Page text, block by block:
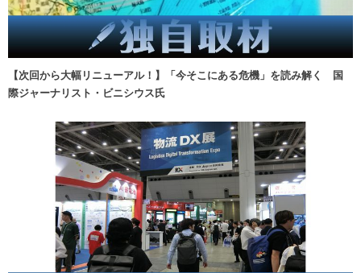
【次回から大幅リニューアル！】「今そこにある危機」を読み解く 国
際ジャーナリスト・ビニシウス氏